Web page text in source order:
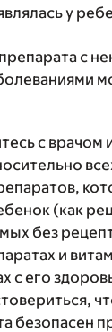
у
с
с врачом
(как
без
и
с его
безопасен